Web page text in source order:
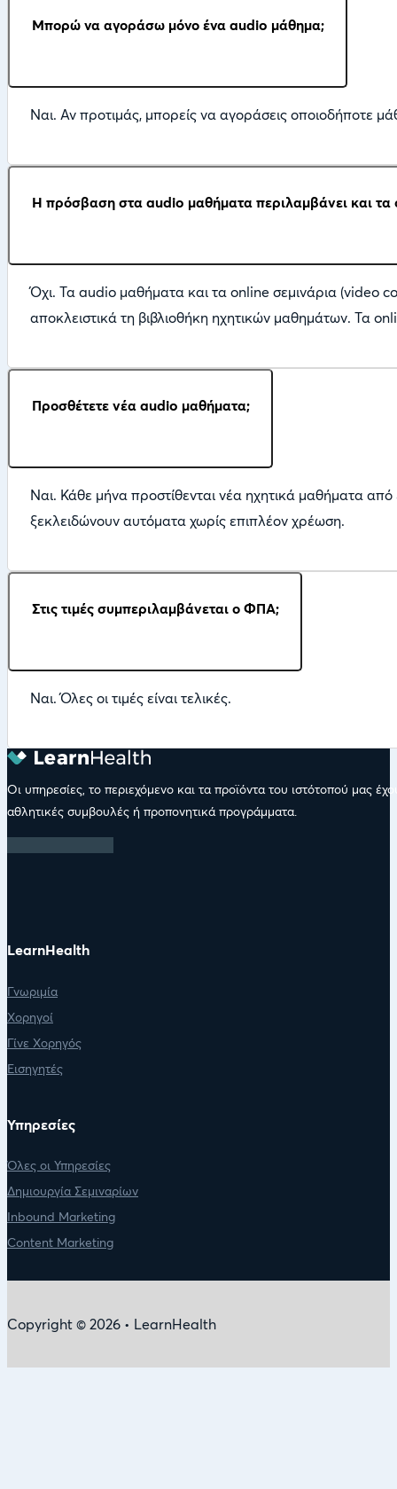
Μπορώ να αγοράσω μόνο ένα audio μάθημα;
Ναι. Αν προτιμάς, μπορείς να αγοράσεις οποιοδήποτε
Η πρόσβαση στα audio μαθήματα περιλαμβάνει και τα
Όχι. Τα audio μαθήματα και τα online σεμινάρια (video
αποκλειστικά τη βιβλιοθήκη ηχητικών μαθημάτων. Τα
Προσθέτετε νέα audio μαθήματα;
Ναι. Κάθε μήνα προστίθενται νέα ηχητικά μαθήματα
ξεκλειδώνουν αυτόματα χωρίς επιπλέον χρέωση.
Στις τιμές συμπεριλαμβάνεται ο ΦΠΑ;
Ναι. Όλες οι τιμές είναι τελικές.
Οι υπηρεσίες, το περιεχόμενο και τα προϊόντα του ιστότοπού μας
αθλητικές συμβουλές ή προπονητικά προγράμματα.
LearnHealth
Γνωριμία
Χορηγοί
Γίνε Χορηγός
Εισηγητές
Υπηρεσίες
Όλες οι Υπηρεσίες
Δημιουργία Σεμιναρίων
Inbound Marketing
Content Marketing
Copyright © 2026 • LearnHealth